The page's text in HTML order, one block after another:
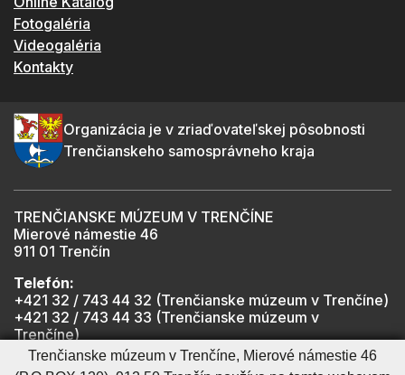
Fotogaléria
Videogaléria
Kontakty
Organizácia je v zriaďovateľskej pôsobnosti
Trenčianskeho samosprávneho kraja
TRENČIANSKE MÚZEUM V TRENČÍNE
Mierové námestie 46
911 01 Trenčín
Telefón:
+421 32 / 743 44 32 (Trenčianske múzeum v Trenčíne)
+421 32 / 743 44 33 (Trenčianske múzeum v
Trenčíne)
+421 901 918 825 (Trenčiansky hrad - informátor -
počas otváracích hodín hradu)
Trenčianske múzeum v Trenčíne, Mierové námestie 46